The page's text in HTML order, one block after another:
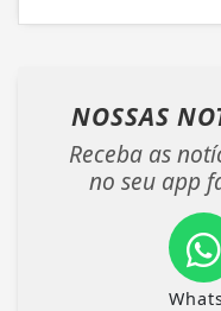
NOSSAS
Receba as
no seu app